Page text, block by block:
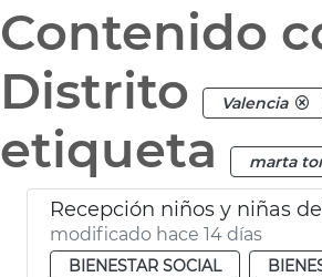
Contenido
Distrito
Valencia
etiqueta
marta
modificado hace 14 días
BIENESTAR SOCIAL